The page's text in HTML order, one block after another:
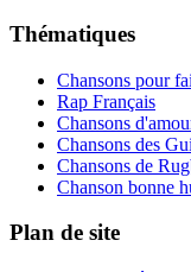
Thématiques
Chansons pour
Rap Français
Chansons
Chansons des
Chansons de
Chanson bonne
Plan de site